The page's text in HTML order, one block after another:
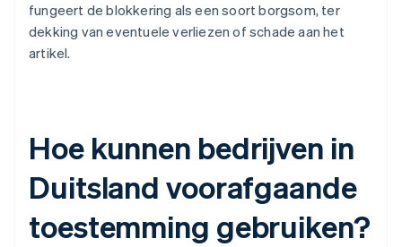
fungeert de blokkering als een soort borgsom, ter
dekking van eventuele verliezen of schade aan het
artikel.
Hoe kunnen bedrijven in
Duitsland voorafgaande
toestemming gebruiken?